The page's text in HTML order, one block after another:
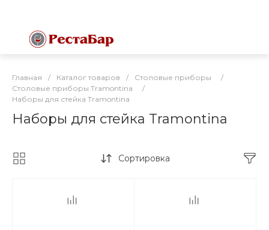
Главная / Каталог товаров / Столовые приборы
/
Столовые приборы Tramontina
/
Наборы для стейка Tramontina
Наборы для стейка Tramontina
Сортировка